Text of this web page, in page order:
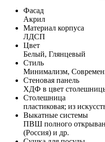
Фасад
Акрил
Материал корпуса
ЛДСП
Цвет
Белый, Глянцевый
Стиль
Минимализм,
Стеновая панель
ХДФ в цвет
Столешница
пластиковая; из
Выкатные системы
ПВШ полного
(Россия) и др.